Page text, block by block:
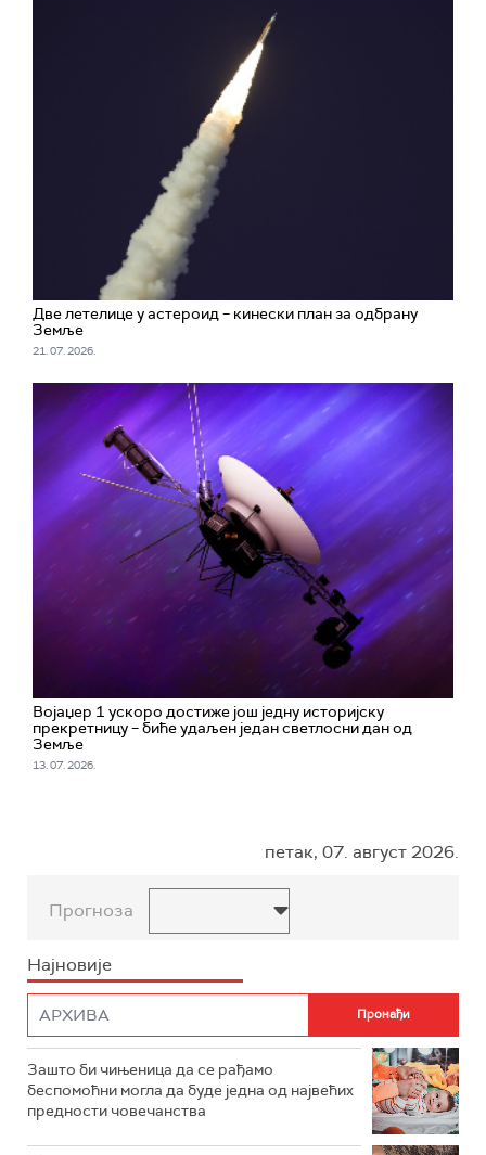
Две летелице у астероид – кинески план за одбрану
Земље
21. 07. 2026.
Војаџер 1 ускоро достиже још једну историјску
прекретницу – биће удаљен један светлосни дан од
Земље
13. 07. 2026.
петак, 07. август 2026.
Прогноза
Најновије
Зашто би чињеница да се рађамо
беспомоћни могла да буде једна од највећих
предности човечанства